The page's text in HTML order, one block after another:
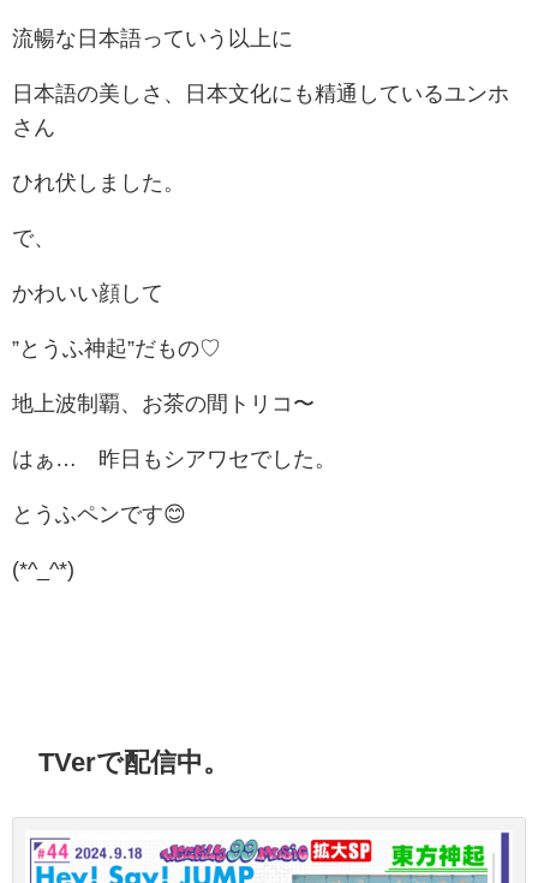
流暢な日本語っていう以上に
日本語の美しさ、日本文化にも精通しているユンホ
さん
ひれ伏しました。
で、
かわいい顔して
”とうふ神起”だもの♡
地上波制覇、お茶の間トリコ〜
はぁ… 昨日もシアワセでした。
とうふペンです😊
(*^_^*)
TVerで配信中。